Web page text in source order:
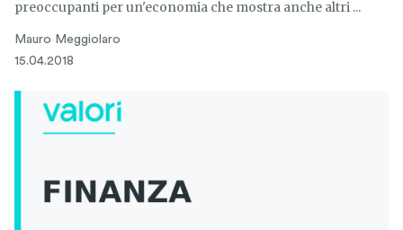
preoccupanti per un'economia che mostra anche altri ...
Mauro Meggiolaro
15.04.2018